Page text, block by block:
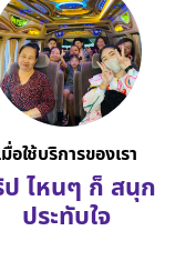
มื่อใช้บริการของเรา
ไหนๆ ก็ สนุก
ประทับใจ